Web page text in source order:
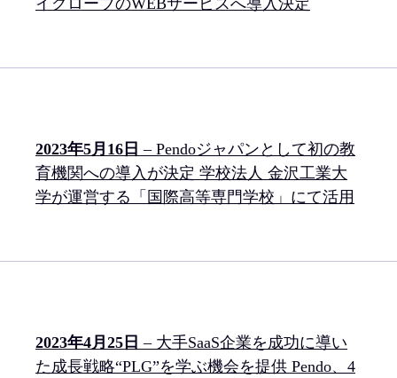
2023年5月16日 – Pendoジャパンとして初の教
育機関への導入が決定 学校法人 金沢工業大
学が運営する「国際高等専門学校」にて活用
2023年4月25日 – 大手SaaS企業を成功に導い
た成長戦略“PLG”を学ぶ機会を提供 Pendo、4